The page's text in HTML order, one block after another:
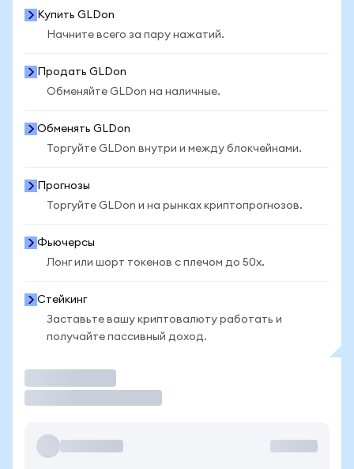
Купить GLDon
Начните всего за пару нажатий.
Продать GLDon
Обменяйте GLDon на наличные.
Обменять GLDon
Торгуйте GLDon внутри и между блокчейнами.
Прогнозы
Торгуйте GLDon и на рынках криптопрогнозов.
Фьючерсы
Лонг или шорт токенов с плечом до 50x.
Стейкинг
Заставьте вашу криптовалюту работать и
получайте пассивный доход.